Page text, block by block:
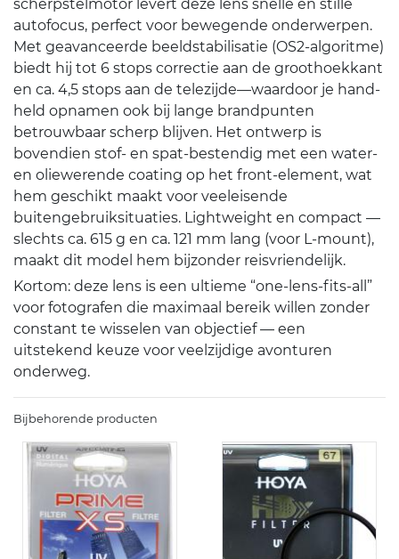
scherpstelmotor levert deze lens snelle en stille
autofocus, perfect voor bewegende onderwerpen.
Met geavanceerde beeldstabilisatie (OS2-algoritme)
biedt hij tot 6 stops correctie aan de groothoekkant
en ca. 4,5 stops aan de telezijde—waardoor je hand-
held opnamen ook bij lange brandpunten
betrouwbaar scherp blijven. Het ontwerp is
bovendien stof- en spat-bestendig met een water-
en oliewerende coating op het front-element, wat
hem geschikt maakt voor veeleisende
buitengebruiksituaties. Lightweight en compact —
slechts ca. 615 g en ca. 121 mm lang (voor L-mount),
maakt dit model hem bijzonder reisvriendelijk.
Kortom: deze lens is een ultieme “one-lens-fits-all”
voor fotografen die maximaal bereik willen zonder
constant te wisselen van objectief — een
uitstekend keuze voor veelzijdige avonturen
onderweg.
Bijbehorende producten